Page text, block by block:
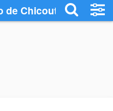
de Chicoutimi - Ouça